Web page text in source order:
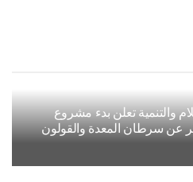
والتنمية تعلن بدء مشروع
عن سرطان المعدة والقولون